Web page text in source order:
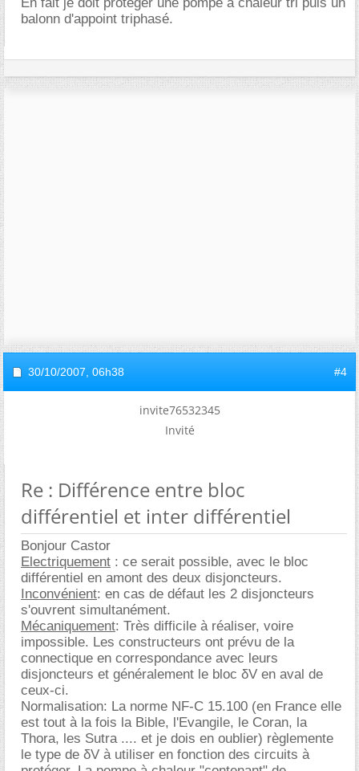
balonn d'appoint triphasé.
30/10/2007, 06h38 #4
invite76532345
Invité
Re : Différence entre bloc
différentiel et inter différentiel
Bonjour Castor
Electriquement : ce serait possible, avec le bloc
différentiel en amont des deux disjoncteurs.
Inconvénient: en cas de défaut les 2 disjoncteurs
s'ouvrent simultanément.
Mécaniquement: Très difficile à réaliser, voire
impossible. Les constructeurs ont prévu de la
connectique en correspondance avec leurs
disjoncteurs et généralement le bloc δV en aval de
ceux-ci.
Normalisation: La norme NF-C 15.100 (en France elle
est tout à la fois la Bible, l'Evangile, le Coran, la
Thora, les Sutra .... et je dois en oublier) règlemente
le type de δV à utiliser en fonction des circuits à